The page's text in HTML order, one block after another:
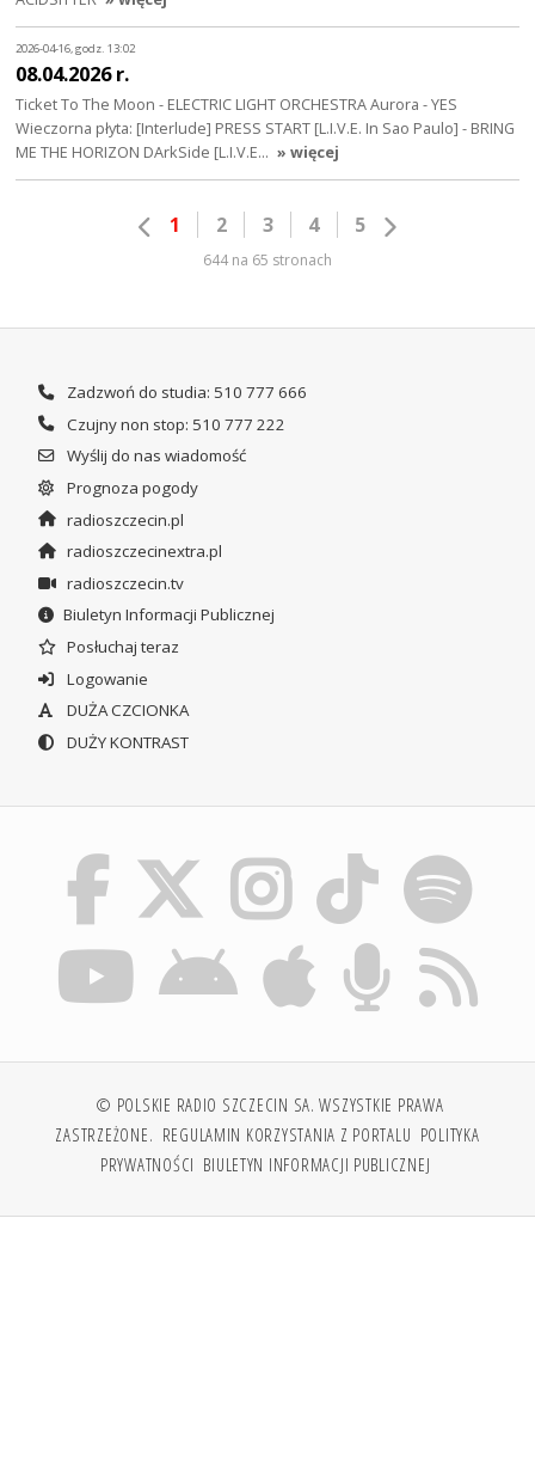
2026-04-16, godz. 13:02
08.04.2026 r.
Ticket To The Moon - ELECTRIC LIGHT ORCHESTRA Aurora - YES
Wieczorna płyta: [Interlude] PRESS START [L.I.V.E. In Sao Paulo] - BRING
ME THE HORIZON DArkSide [L.I.V.E… » więcej
1 2 3 4 5
644 na 65 stronach
Zadzwoń do studia: 510 777 666
Czujny non stop: 510 777 222
Wyślij do nas wiadomość
Prognoza pogody
radioszczecin.pl
radioszczecinextra.pl
radioszczecin.tv
Biuletyn Informacji Publicznej
Posłuchaj teraz
Logowanie
DUŻA CZCIONKA
DUŻY KONTRAST
© POLSKIE RADIO SZCZECIN SA. WSZYSTKIE PRAWA
ZASTRZEŻONE. REGULAMIN KORZYSTANIA Z PORTALU POLITYKA
PRYWATNOŚCI BIULETYN INFORMACJI PUBLICZNEJ